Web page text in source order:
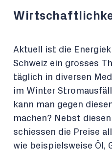
Aktuell ist die
Schweiz ein grosses
täglich in diversen
im Winter
kann man gegen
machen? Nebst
schiessen die Preise
wie beispielsweise Öl,